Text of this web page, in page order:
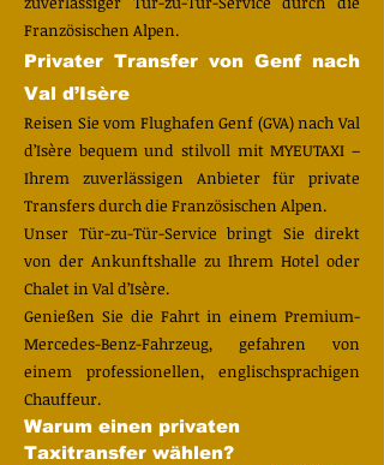
Französischen Alpen.
Privater Transfer von Genf nach
Val d’Isère
Reisen Sie vom Flughafen Genf (GVA) nach Val
d’Isère bequem und stilvoll mit MYEUTAXI –
Ihrem zuverlässigen Anbieter für private
Transfers durch die Französischen Alpen.
Unser Tür-zu-Tür-Service bringt Sie direkt
von der Ankunftshalle zu Ihrem Hotel oder
Chalet in Val d’Isère.
Genießen Sie die Fahrt in einem Premium-
Mercedes-Benz-Fahrzeug, gefahren von
einem professionellen, englischsprachigen
Chauffeur.
Warum einen privaten
Taxitransfer wählen?